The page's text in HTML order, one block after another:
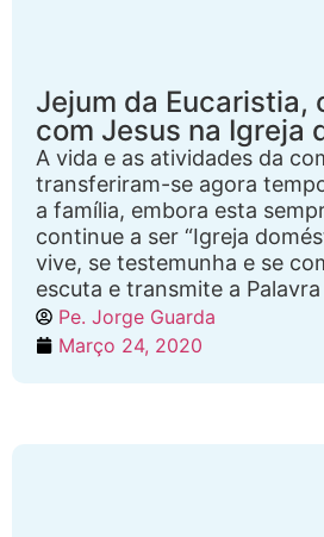
Jejum da Eucaristia,
com Jesus na Igreja
A vida e as atividades da
transferiram-se agora
a família, embora esta
continue a ser “Igreja
vive, se testemunha e se
escuta e transmite a Palavra
Pe. Jorge Guarda
Março 24, 2020